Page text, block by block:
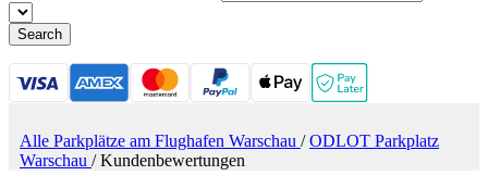
Search
Alle Parkplätze am Flughafen Warschau /ODLOT Parkplatz
Warschau /Kundenbewertungen